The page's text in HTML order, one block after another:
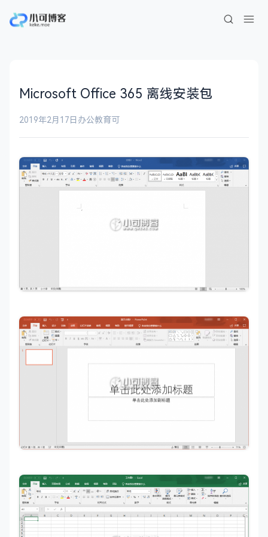
Microsoft Office 365 离线安装包
2019年2月17日 办公教育可